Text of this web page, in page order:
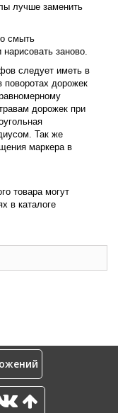
лучше заменить
смыть
заново.
следует иметь в
поворотах дорожек
дорожек при
Так же
маркера в
товара могут
в каталоге